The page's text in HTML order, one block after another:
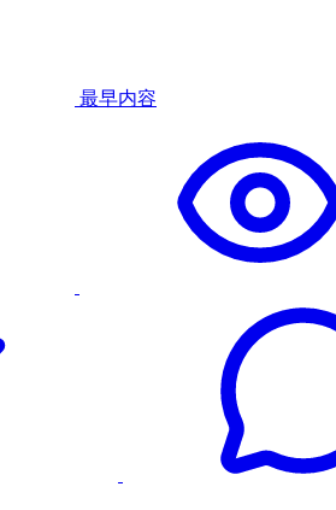
最早内容